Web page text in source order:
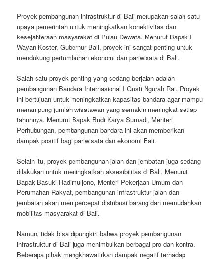
Proyek pembangunan infrastruktur di Bali merupakan salah satu
upaya pemerintah untuk meningkatkan konektivitas dan
kesejahteraan masyarakat di Pulau Dewata. Menurut Bapak I
Wayan Koster, Gubernur Bali, proyek ini sangat penting untuk
mendukung pertumbuhan ekonomi dan pariwisata di Bali.
Salah satu proyek penting yang sedang berjalan adalah
pembangunan Bandara Internasional I Gusti Ngurah Rai. Proyek
ini bertujuan untuk meningkatkan kapasitas bandara agar mampu
menampung jumlah wisatawan yang semakin meningkat setiap
tahunnya. Menurut Bapak Budi Karya Sumadi, Menteri
Perhubungan, pembangunan bandara ini akan memberikan
dampak positif bagi pariwisata dan ekonomi Bali.
Selain itu, proyek pembangunan jalan dan jembatan juga sedang
dilakukan untuk meningkatkan aksesibilitas di Bali. Menurut
Bapak Basuki Hadimuljono, Menteri Pekerjaan Umum dan
Perumahan Rakyat, pembangunan infrastruktur jalan dan
jembatan akan mempercepat distribusi barang dan memudahkan
mobilitas masyarakat di Bali.
Namun, tidak bisa dipungkiri bahwa proyek pembangunan
infrastruktur di Bali juga menimbulkan berbagai pro dan kontra.
Beberapa pihak mengkhawatirkan dampak negatif terhadap